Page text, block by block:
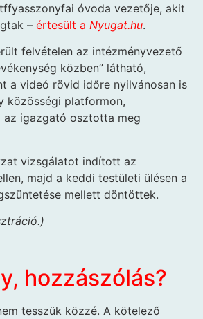
óvoda vezetője, akit
– értesült a Nyugat.hu.
felvételen az intézményvezető
közben” látható,
a videó rövid időre nyilvánosan is
közösségi platformon,
az igazgató osztotta meg
vizsgálatot indított az
majd a keddi testületi ülésen a
mellett döntöttek.
hozzászólás?
tesszük közzé. A kötelező